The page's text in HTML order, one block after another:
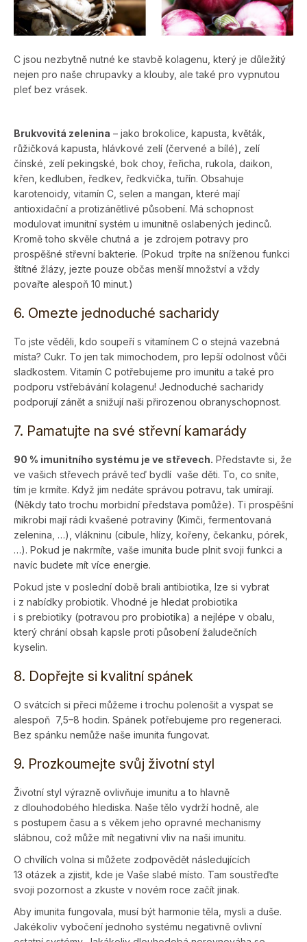
C jsou nezbytně nutné ke stavbě kolagenu, který je důležitý
nejen pro naše chrupavky a klouby, ale také pro vypnutou
pleť bez vrásek.
Brukvovitá zelenina – jako brokolice, kapusta, květák,
růžičková kapusta, hlávkové zelí (červené a bílé), zelí
čínské, zelí pekingské, bok choy, řeřicha, rukola, daikon,
křen, kedluben, ředkev, ředkvička, tuřín. Obsahuje
karotenoidy, vitamín C, selen a mangan, které mají
antioxidační a protizánětlivé působení. Má schopnost
modulovat imunitní systém u imunitně oslabených jedinců.
Kromě toho skvěle chutná a je zdrojem potravy pro
prospěšné střevní bakterie. (Pokud trpíte na sníženou funkci
štítné žlázy, jezte pouze občas menší množ­ství a vždy
povařte alespoň 10 minut.)
6. Omezte jednoduché sacharidy
To jste věděli, kdo soupeří s vitamínem C o stejná vazebná
místa? Cukr. To jen tak mimochodem, pro lepší odolnost vůči
sladkostem. Vitamín C potřebujeme pro imunitu a také pro
podporu vstřebávání kolagenu! Jednoduché sacharidy
podporují zánět a snižují naši přirozenou obranyschopnost.
7. Pamatujte na své střevní kamarády
90 % imunitního systému je ve střevech. Představte si, že
ve vašich střevech právě teď bydlí vaše děti. To, co sníte,
tím je krmíte. Když jim nedáte správou potravu, tak umírají.
(Někdy tato trochu morbidní představa pomůže). Ti prospěšní
mikrobi mají rádi kvašené potraviny (Kimči, fermentovaná
zelenina, …), vlákninu (cibule, hlízy, kořeny, čekanku, pórek,
…). Pokud je nakrmíte, vaše imunita bude plnit svoji funkci a
navíc budete mít více energie.
Pokud jste v poslední době brali antibiotika, lze si vybrat
i z nabídky probiotik. Vhodné je hledat probiotika
i s prebiotiky (potravou pro probiotika) a nejlépe v obalu,
který chrání obsah kapsle proti působení žaludečních
kyselin.
8. Dopřejte si kvalitní spánek
O svátcích si přeci můžeme i trochu polenošit a vyspat se
alespoň 7,5–8 hodin. Spánek potřebujeme pro regeneraci.
Bez spánku nemůže naše imunita fungovat.
9. Prozkoumejte svůj životní styl
Životní styl výrazně ovlivňuje imunitu a to hlavně
z dlouhodobého hlediska. Naše tělo vydrží hodně, ale
s postupem času a s věkem jeho opravné mechanismy
slábnou, což může mít negativní vliv na naši imunitu.
O chvílích volna si můžete zodpovědět následujících
13 otázek a zjistit, kde je Vaše slabé místo. Tam soustřeďte
svoji pozornost a zkuste v novém roce začít jinak.
Aby imunita fungovala, musí být harmonie těla, mysli a duše.
Jakékoliv vybočení jednoho systému negativně ovlivní